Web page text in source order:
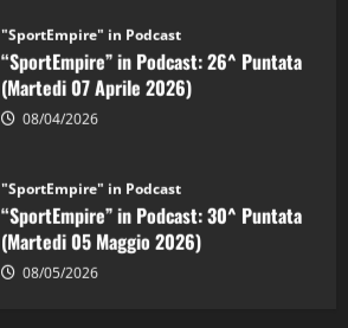
“SportEmpire” in Podcast: 26^ Puntata
(Martedi 07 Aprile 2026)
“SportEmpire” in Podcast: 30^ Puntata
(Martedi 05 Maggio 2026)